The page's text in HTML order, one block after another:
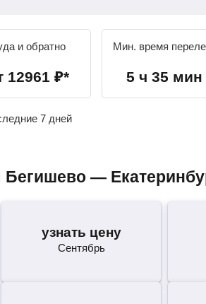
и обратно
12961 ₽*
Мин. время
5 ч 35 мин
7 дней
Бегишево —
узнать цену
Сентябрь